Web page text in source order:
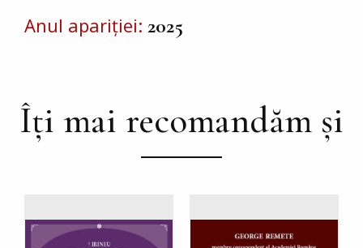
Anul apariției 2025
Îți mai recomandăm și